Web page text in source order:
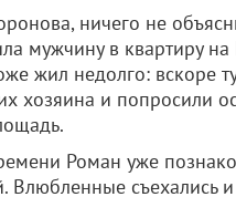
ничего не
мужчину в квартиру
жил недолго: вскоре
хозяина и попросили
Роман уже
Влюбленные съехались и